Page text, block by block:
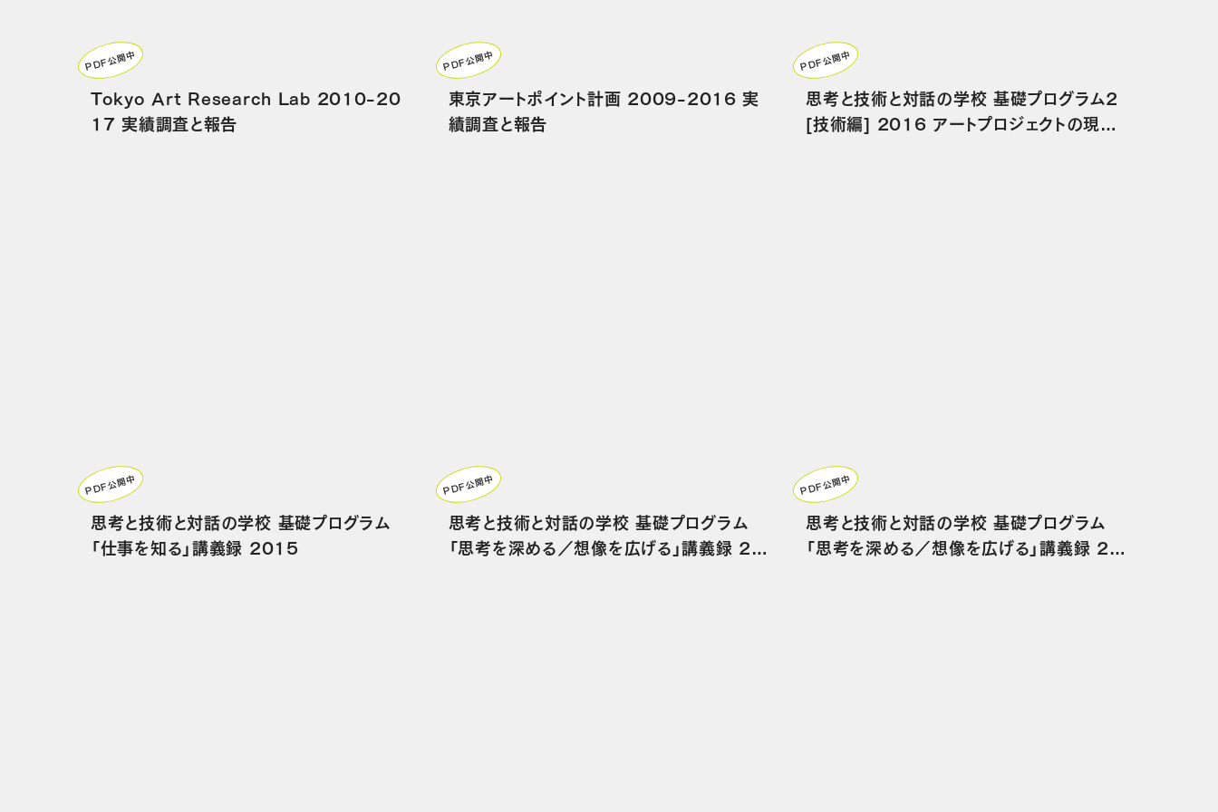
Tokyo Art Research Lab 2010-20
17 実績調査と報告
PDF公開中
東京アートポイント計画 2009-2016 実
績調査と報告
PDF公開中
思考と技術と対話の学校 基礎プログラム2
[技術編] 2016 アートプロジェクトの現場
PDF公開中
思考と技術と対話の学校 基礎プログラム
「仕事を知る」講義録 2015
PDF公開中
思考と技術と対話の学校 基礎プログラム
「思考を深める／想像を広げる」講義録 20
PDF公開中
思考と技術と対話の学校 基礎プログラム
「思考を深める／想像を広げる」講義録 20
PDF公開中